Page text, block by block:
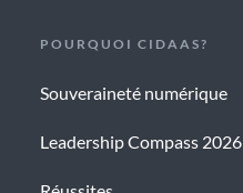
POURQUOI CIDAAS?
Souveraineté numérique
Leadership Compass 2026